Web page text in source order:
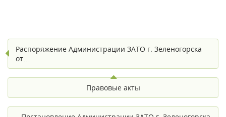
Распоряжение Администрации ЗАТО г. Зеленогорска
от…
Правовые акты